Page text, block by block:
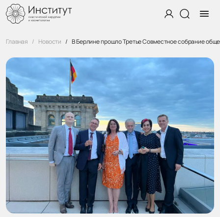
Главная Новости В Берлине прошло Третье Совместное собрание